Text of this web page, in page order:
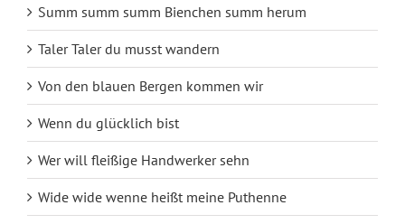
Summ summ summ Bienchen summ herum
Taler Taler du musst wandern
Von den blauen Bergen kommen wir
Wenn du glücklich bist
Wer will fleißige Handwerker sehn
Wide wide wenne heißt meine Puthenne